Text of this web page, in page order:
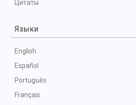
Цитаты
Языки
English
Español
Português
Français